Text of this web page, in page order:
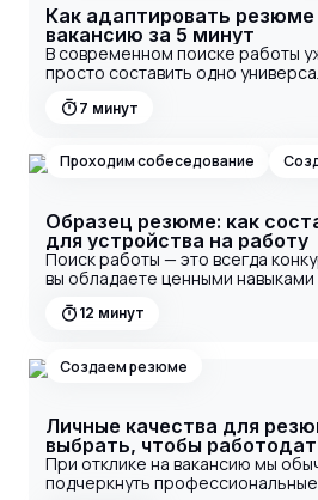
избегать.
Как адаптировать
вакансию за 5 минут
В современном поиске работы
просто составить одно
ждут персонализированного
становится обязательным
резюме под вакансию с учётом
(ATS) и привлекаете внимание
больше 5 минут, если знать, как
быстро и правильно.
7 минут
Проходим собеседование
Образец резюме: как
для устройства на работу
Поиск работы — это всегда
вы обладаете ценными навыками
откликов. Первое, что он
убеждает рекрутера, что вы
готовый вариант поможет
структуру и быстрее оформить
отправки работодателю.
12 минут
Создаем резюме
Личные качества для
выбрать, чтобы
именно вас
При отклике на вакансию мы
подчеркнуть